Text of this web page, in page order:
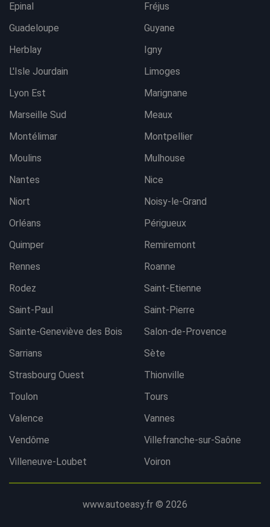
Epinal
Fréjus
Guadeloupe
Guyane
Herblay
Igny
L'Isle Jourdain
Limoges
Lyon Est
Marignane
Marseille Sud
Meaux
Montélimar
Montpellier
Moulins
Mulhouse
Nantes
Nice
Niort
Noisy-le-Grand
Orléans
Périgueux
Quimper
Remiremont
Rennes
Roanne
Rodez
Saint-Etienne
Saint-Paul
Saint-Pierre
Sainte-Geneviève des Bois
Salon-de-Provence
Sarrians
Sète
Strasbourg Ouest
Thionville
Toulon
Tours
Valence
Vannes
Vendôme
Villefranche-sur-Saône
Villeneuve-Loubet
Voiron
www.autoeasy.fr © 2026